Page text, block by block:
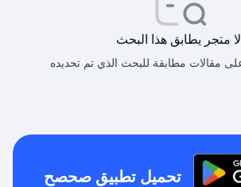
لا متجر يطابق هذا البحث
تحميل تطبيق صحصح